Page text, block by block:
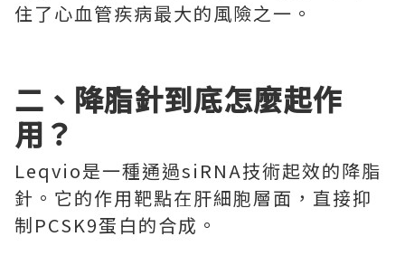
住了心血管疾病最大的風險之一。
二、降脂針到底怎麼起作
用？
Leqvio是一種通過siRNA技術起效的降脂
針。它的作用靶點在肝細胞層面，直接抑
制PCSK9蛋白的合成。